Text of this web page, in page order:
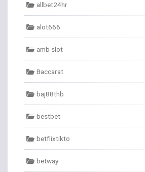
allbet24hr
alot666
amb slot
Baccarat
baj88thb
bestbet
betflixtikto
betway